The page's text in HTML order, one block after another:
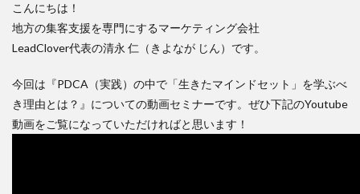
こんにちは！
地方の集客支援を専門にするマーケティング会社
LeadClover代表の清永 仁（きよなが じん）です。
今回は『PDCA（実践）の中で「生きたマインドセット」を学ぶべ
き理由とは？』についての動画セミナーです。ぜひ下記のYoutube
動画をご覧になっていただければと思います！